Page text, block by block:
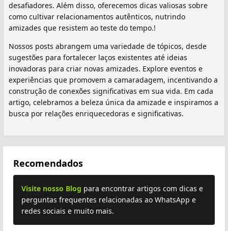
desafiadores. Além disso, oferecemos dicas valiosas sobre
como cultivar relacionamentos autênticos, nutrindo
amizades que resistem ao teste do tempo.!
Nossos posts abrangem uma variedade de tópicos, desde
sugestões para fortalecer laços existentes até ideias
inovadoras para criar novas amizades. Explore eventos e
experiências que promovem a camaradagem, incentivando a
construção de conexões significativas em sua vida. Em cada
artigo, celebramos a beleza única da amizade e inspiramos a
busca por relações enriquecedoras e significativas.
Recomendados
Visite nosso Blog para encontrar artigos com dicas e
perguntas frequentes relacionadas ao WhatsApp e
redes sociais e muito mais.